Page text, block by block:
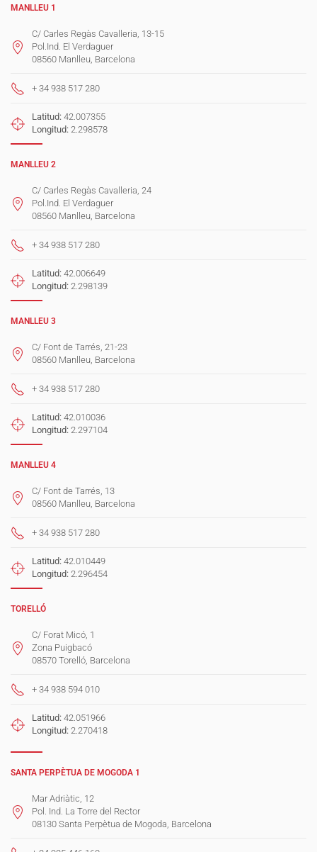
MANLLEU 1
C/ Carles Regàs Cavalleria, 13-15
Pol.Ind. El Verdaguer
08560 Manlleu, Barcelona
+ 34 938 517 280
Latitud: 42.007355
Longitud: 2.298578
MANLLEU 2
C/ Carles Regàs Cavalleria, 24
Pol.Ind. El Verdaguer
08560 Manlleu, Barcelona
+ 34 938 517 280
Latitud: 42.006649
Longitud: 2.298139
MANLLEU 3
C/ Font de Tarrés, 21-23
08560 Manlleu, Barcelona
+ 34 938 517 280
Latitud: 42.010036
Longitud: 2.297104
MANLLEU 4
C/ Font de Tarrés, 13
08560 Manlleu, Barcelona
+ 34 938 517 280
Latitud: 42.010449
Longitud: 2.296454
TORELLÓ
C/ Forat Micó, 1
Zona Puigbacó
08570 Torelló, Barcelona
+ 34 938 594 010
Latitud: 42.051966
Longitud: 2.270418
SANTA PERPÈTUA DE MOGODA 1
Mar Adriàtic, 12
Pol. Ind. La Torre del Rector
08130 Santa Perpètua de Mogoda, Barcelona